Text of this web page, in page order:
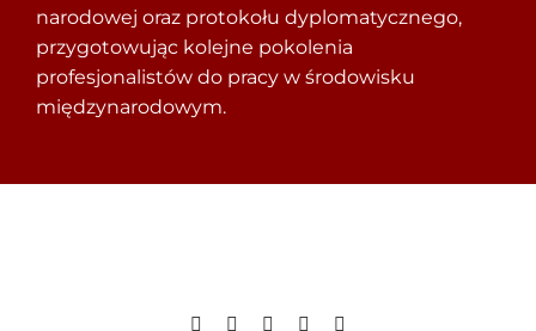
narodowej oraz protokołu dyplomatycznego,
przygotowując kolejne pokolenia
profesjonalistów do pracy w środowisku
międzynarodowym.